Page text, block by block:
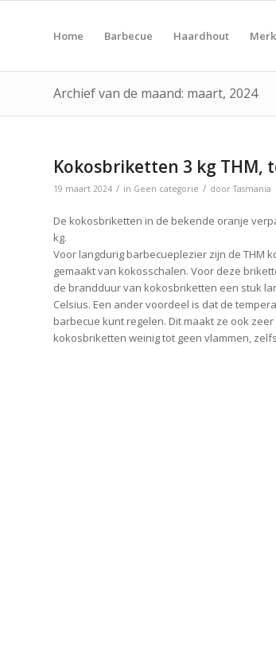
Home Barbecue Haardhout
Archief van de maand: maart, 2024
Kokosbriketten 3 kg THM,
19 maart 2024 / in Geen categorie / doorTasmania
De kokosbriketten in de bekende oranje
kg.
Voor langdurig barbecueplezier zijn de THM
gemaakt van kokosschalen. Voor deze
de brandduur van kokosbriketten een stuk
Celsius. Een ander voordeel is dat de
barbecue kunt regelen. Dit maakt ze ook
kokosbriketten weinig tot geen vlammen,